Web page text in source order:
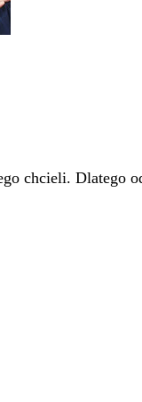
chcieli. Dlatego